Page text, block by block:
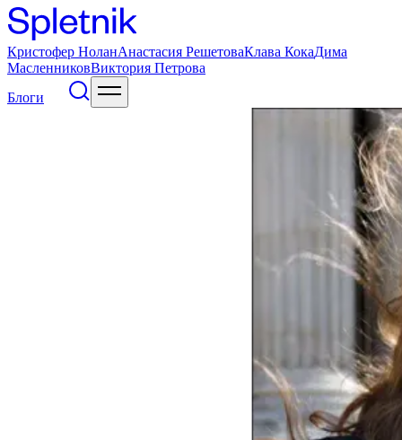
Кристофер НоланАнастасия РешетоваКлава КокаДима
МасленниковВиктория Петрова
Блоги